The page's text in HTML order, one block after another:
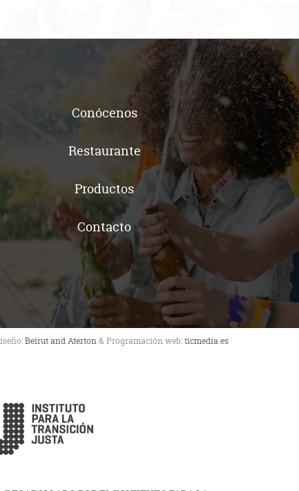
Conócenos
Restaurante
Productos
Contacto
Beirut and Aterton& Programación web:ticmedia.es